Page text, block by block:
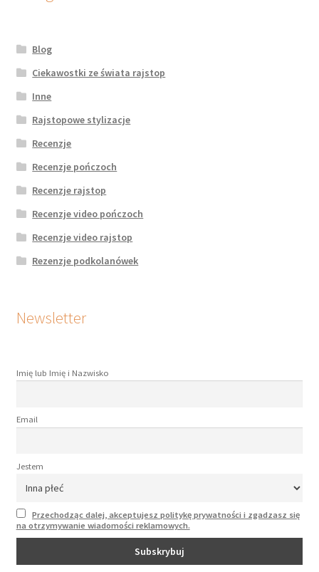
Blog
Ciekawostki ze świata rajstop
Inne
Rajstopowe stylizacje
Recenzje
Recenzje pończoch
Recenzje rajstop
Recenzje video pończoch
Recenzje video rajstop
Rezenzje podkolanówek
Newsletter
Imię lub Imię i Nazwisko
Email
Jestem
Przechodząc dalej, akceptujesz politykę prywatności i zgadzasz się
na otrzymywanie wiadomości reklamowych.